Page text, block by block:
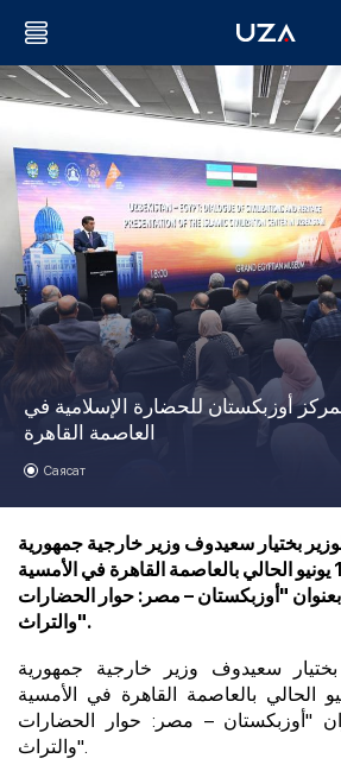
أوزبكستان للحضارة الإسلامية في
العاصمة القاهرة
Саясат
بختيار سعيدوف وزير خارجية جمهورية
أوزبكستان في 13 يونيو الحالي بالعاصمة القاهرة في الأمسية
بعنوان "أوزبكستان – مصر: حوار الحضارات
والتراث".
سعيدوف وزير خارجية جمهورية
في 13 يونيو الحالي بالعاصمة القاهرة في الأمسية
"أوزبكستان – مصر: حوار الحضارات
والتراث".